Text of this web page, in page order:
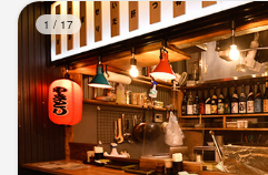
1 / 17